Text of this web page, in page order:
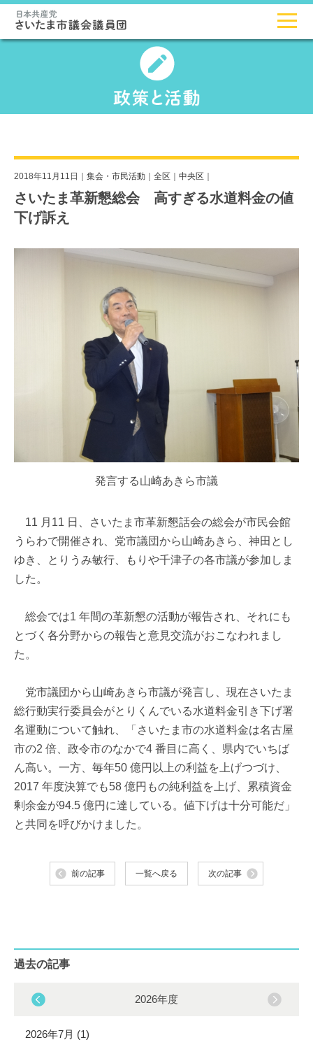
2018年11月11日｜ 集会・市民活動 全区 中央区
さいたま革新懇総会 高すぎる水道料金の値
下げ訴え
発言する山崎あきら市議
11 月11 日、さいたま市革新懇話会の総会が市民会館
うらわで開催され、党市議団から山崎あきら、神田とし
ゆき、とりうみ敏行、もりや千津子の各市議が参加しま
した。
総会では1 年間の革新懇の活動が報告され、それにも
とづく各分野からの報告と意見交流がおこなわれまし
た。
党市議団から山崎あきら市議が発言し、現在さいたま
総行動実行委員会がとりくんでいる水道料金引き下げ署
名運動について触れ、「さいたま市の水道料金は名古屋
市の2 倍、政令市のなかで4 番目に高く、県内でいちば
ん高い。一方、毎年50 億円以上の利益を上げつづけ、
2017 年度決算でも58 億円もの純利益を上げ、累積資金
剰余金が94.5 億円に達している。値下げは十分可能だ」
と共同を呼びかけました。
前の記事 一覧へ戻る 次の記事
過去の記事
2026年度
2026年7月 (1)